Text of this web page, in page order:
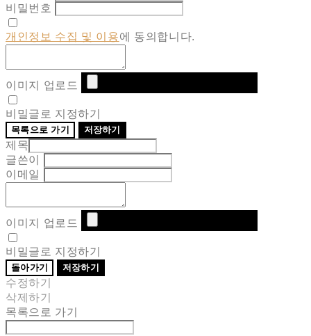
비밀번호
개인정보 수집 및 이용에 동의합니다.
이미지 업로드
비밀글로 지정하기
목록으로 가기 저장하기
제목
글쓴이
이메일
이미지 업로드
비밀글로 지정하기
돌아가기 저장하기
수정하기
삭제하기
목록으로 가기